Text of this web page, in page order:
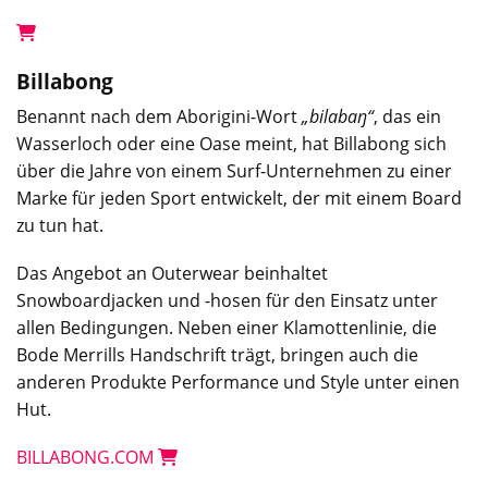
Billabong
Benannt nach dem Aborigini-Wort„bilabaŋ“, das ein
Wasserloch oder eine Oase meint, hat Billabong sich
über die Jahre von einem Surf-Unternehmen zu einer
Marke für jeden Sport entwickelt, der mit einem Board
zu tun hat.
Das Angebot an Outerwear beinhaltet
Snowboardjacken und -hosen für den Einsatz unter
allen Bedingungen. Neben einer Klamottenlinie, die
Bode Merrills Handschrift trägt, bringen auch die
anderen Produkte Performance und Style unter einen
Hut.
BILLABONG.COM